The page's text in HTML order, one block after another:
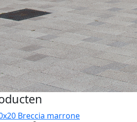
Breccia marrone